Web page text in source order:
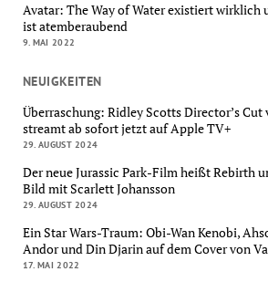
Avatar: The Way of Water existiert wirklich
ist atemberaubend
9. MAI 2022
NEUIGKEITEN
Überraschung: Ridley Scotts Director’s Cut
streamt ab sofort jetzt auf Apple TV+
29. AUGUST 2024
Der neue Jurassic Park-Film heißt Rebirth
Bild mit Scarlett Johansson
29. AUGUST 2024
Ein Star Wars-Traum: Obi-Wan Kenobi,
Andor und Din Djarin auf dem Cover von
17. MAI 2022